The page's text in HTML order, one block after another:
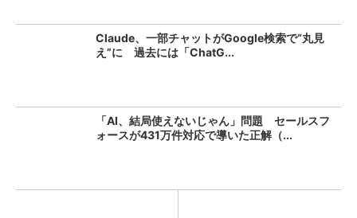
Claude、一部チャットがGoogle検索で“丸見
え”に 過去には「ChatG...
「AI、結局使えないじゃん」問題 セールスフ
ォースが431万件対応で導いた正解（...